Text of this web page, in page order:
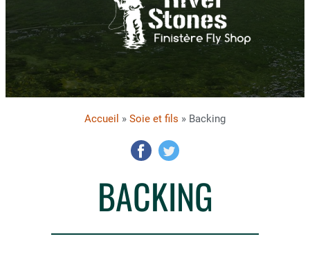
Accueil » Soie et fils » Backing
BACKING